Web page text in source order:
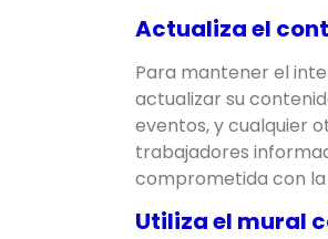
Actualiza el
Para mantener el
actualizar su
eventos, y cualquier
trabajadores
comprometida con
Utiliza el mural